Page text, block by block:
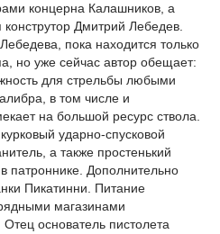
концерна Калашников, а
конструтор Дмитрий Лебедев.
пока находится только
но уже сейчас автор обещает:
для стрельбы любыми
в том числе и
на большой ресурс ствола.
ударно-спусковой
а также простенький
патроннике. Дополнительно
Пикатинни. Питание
магазинами
основатель пистолета